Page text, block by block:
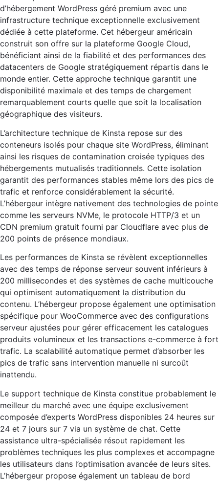
d’hébergement WordPress géré premium avec une
infrastructure technique exceptionnelle exclusivement
dédiée à cette plateforme. Cet hébergeur américain
construit son offre sur la plateforme Google Cloud,
bénéficiant ainsi de la fiabilité et des performances des
datacenters de Google stratégiquement répartis dans le
monde entier. Cette approche technique garantit une
disponibilité maximale et des temps de chargement
remarquablement courts quelle que soit la localisation
géographique des visiteurs.
L’architecture technique de Kinsta repose sur des
conteneurs isolés pour chaque site WordPress, éliminant
ainsi les risques de contamination croisée typiques des
hébergements mutualisés traditionnels. Cette isolation
garantit des performances stables même lors des pics de
trafic et renforce considérablement la sécurité.
L’hébergeur intègre nativement des technologies de pointe
comme les serveurs NVMe, le protocole HTTP/3 et un
CDN premium gratuit fourni par Cloudflare avec plus de
200 points de présence mondiaux.
Les performances de Kinsta se révèlent exceptionnelles
avec des temps de réponse serveur souvent inférieurs à
200 millisecondes et des systèmes de cache multicouche
qui optimisent automatiquement la distribution du
contenu. L’hébergeur propose également une optimisation
spécifique pour WooCommerce avec des configurations
serveur ajustées pour gérer efficacement les catalogues
produits volumineux et les transactions e-commerce à fort
trafic. La scalabilité automatique permet d’absorber les
pics de trafic sans intervention manuelle ni surcoût
inattendu.
Le support technique de Kinsta constitue probablement le
meilleur du marché avec une équipe exclusivement
composée d’experts WordPress disponibles 24 heures sur
24 et 7 jours sur 7 via un système de chat. Cette
assistance ultra-spécialisée résout rapidement les
problèmes techniques les plus complexes et accompagne
les utilisateurs dans l’optimisation avancée de leurs sites.
L’hébergeur propose également un tableau de bord